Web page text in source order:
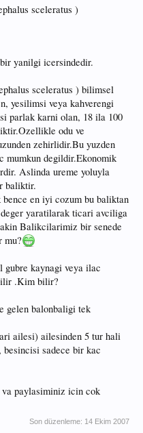
sceleratus )
yanilgi icersindedir.
sceleratus ) bilimsel
yesilimsi veya kahverengi
parlak karni olan, 18 ila 100
odu ve
zehirlidir.Bu yuzden
mumkun degildir.Ekonomik
Aslinda ureme yoluyla
baliktir.
en iyi cozum bu baliktan
yaratilarak ticari avciliga
Balikcilarimiz bir senede
mu?
kaynagi veya ilac
.Kim bilir?
gelen balonbaligi tek
ailesi) ailesinden 5 tur hali
sadece bir kac
paylasiminiz icin cok
Son düzenleme: 14 Ekim 2007